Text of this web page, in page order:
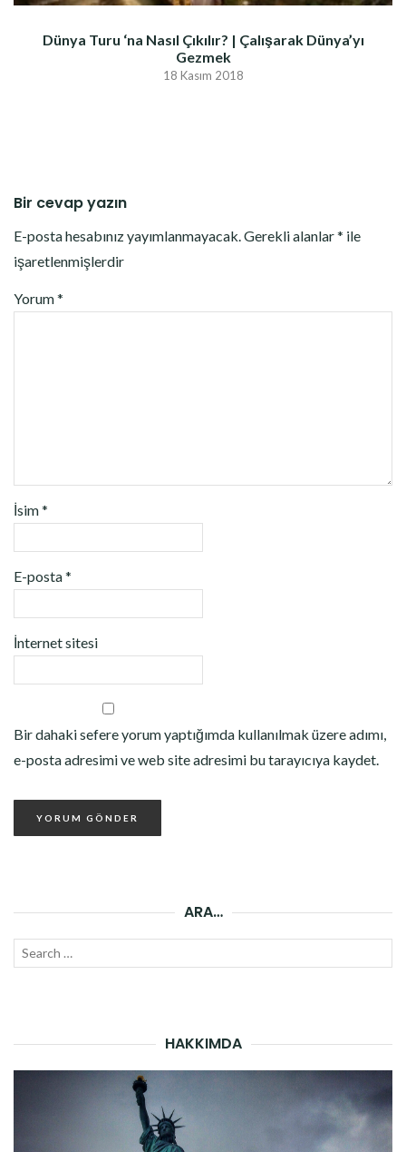
Dünya Turu ‘na Nasıl Çıkılır? | Çalışarak Dünya’yı
Gezmek
18 Kasım 2018
Bir cevap yazın
E-posta hesabınız yayımlanmayacak.Gerekli alanlar* ile
işaretlenmişlerdir
Yorum*
İsim*
E-posta*
İnternet sitesi
Bir dahaki sefere yorum yaptığımda kullanılmak üzere adımı,
e-posta adresimi ve web site adresimi bu tarayıcıya kaydet.
ARA…
Search
HAKKIMDA